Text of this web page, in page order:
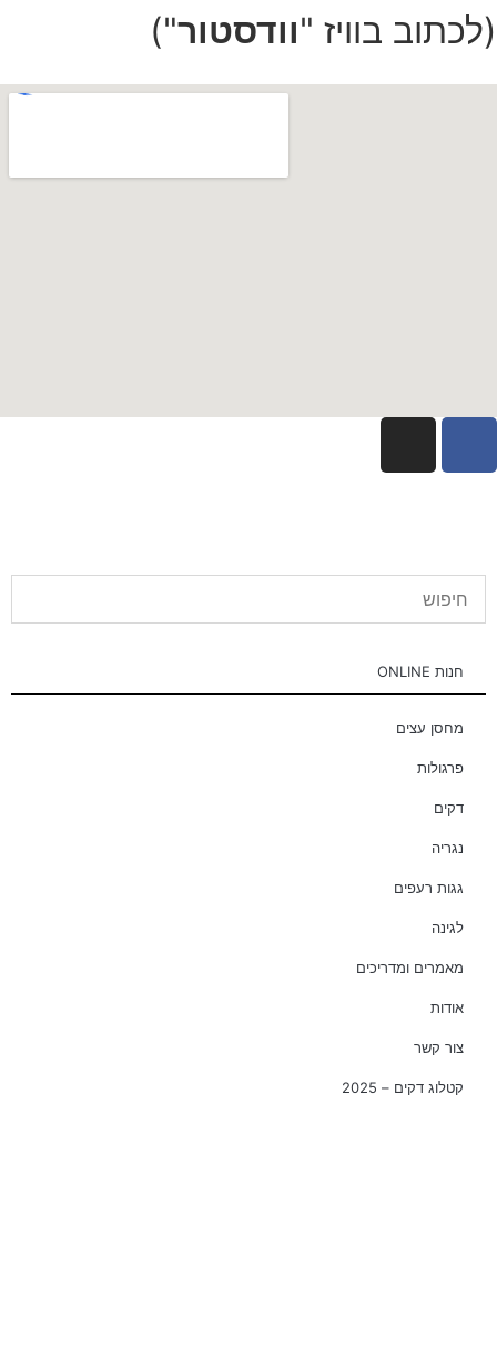
(לכתוב בוויז "וודסטור")
חנות ONLINE
מחסן עצים
פרגולות
דקים
נגריה
גגות רעפים
לגינה
מאמרים ומדריכים
אודות
צור קשר
קטלוג דקים – 2025